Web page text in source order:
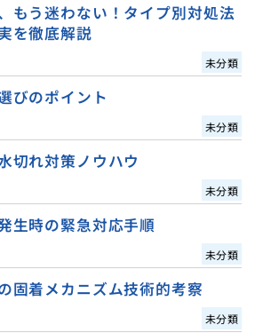
もう迷わない！タイプ別対処法
を徹底解説
未分類
びのポイント
未分類
切れ対策ノウハウ
未分類
生時の緊急対応手順
未分類
固着メカニズム技術的考察
未分類